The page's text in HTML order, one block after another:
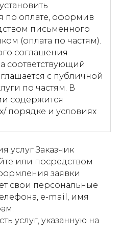
по оплате, оформив
письменного
(оплата по частям).
соглашения
соответствующий
с публичной
по частям. В
содержится
порядке и условиях
услуг Заказчик
или посредством
заявки
свои персональные
e-mail, имя
услуг, указанную на